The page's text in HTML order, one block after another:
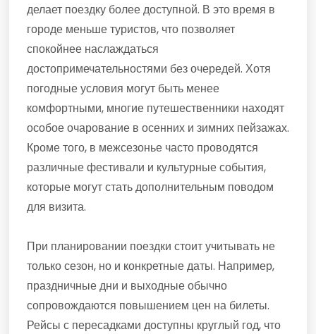
делает поездку более доступной. В это время в
городе меньше туристов, что позволяет
спокойнее наслаждаться
достопримечательностями без очередей. Хотя
погодные условия могут быть менее
комфортными, многие путешественники находят
особое очарование в осенних и зимних пейзажах.
Кроме того, в межсезонье часто проводятся
различные фестивали и культурные события,
которые могут стать дополнительным поводом
для визита.
При планировании поездки стоит учитывать не
только сезон, но и конкретные даты. Например,
праздничные дни и выходные обычно
сопровождаются повышением цен на билеты.
Рейсы с пересадками доступны круглый год, что